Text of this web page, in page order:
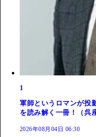
1
軍師というロマンが投
を読み解く一冊！（呉
2026年08月04日 06:30